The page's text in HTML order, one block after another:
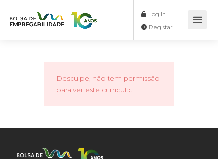
Log In
Desculpe, não tem permissão
para ver este currículo.